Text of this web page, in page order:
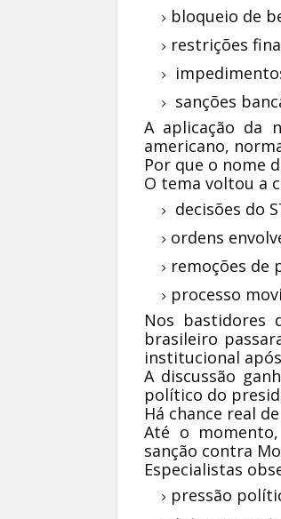
bloqueio de
restrições
sanções
A aplicação da
americano,
Por que o nome
O tema voltou a
decisões do
ordens
remoções de
processo
Nos bastidores
brasileiro
institucional
A discussão
político do
Há chance real
Até o
sanção contra
Especialistas
pressão